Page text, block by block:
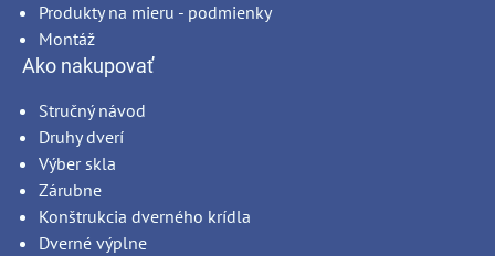
Produkty na mieru - podmienky
Montáž
Ako nakupovať
Stručný návod
Druhy dverí
Výber skla
Zárubne
Konštrukcia dverného krídla
Dverné výplne